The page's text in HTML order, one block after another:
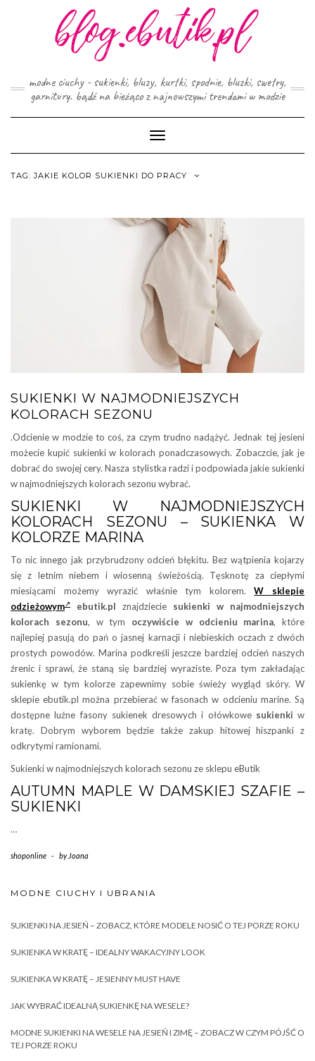
modne ciuchy - sukienki, bluzy, kurtki, spodnie, bluzki, swetry,
garnitury. bądź na bieżąco z najnowszymi trendami w modzie
Toggle
Navigation
TAG:JAKIE KOLOR SUKIENKI DO PRACY
SUKIENKI W NAJMODNIEJSZYCH
KOLORACH SEZONU
.Odcienie w modzie to coś, za czym trudno nadążyć. Jednak tej jesieni
możecie kupić sukienki w kolorach ponadczasowych. Zobaczcie, jak je
dobrać do swojej cery. Nasza stylistka radzi i podpowiada jakie sukienki
w najmodniejszych kolorach sezonu wybrać.
SUKIENKI W NAJMODNIEJSZYCH
KOLORACH SEZONU – SUKIENKA W
KOLORZE MARINA
To nic innego jak przybrudzony odcień błękitu. Bez wątpienia kojarzy
się z letnim niebem i wiosenną świeżością. Tęsknotę za ciepłymi
miesiącami możemy wyrazić właśnie tym kolorem.W sklepie
odzieżowym
ebutik.pl znajdziecie sukienki w najmodniejszych
kolorach sezonu, w tym oczywiście w odcieniu marina, które
najlepiej pasują do pań o jasnej karnacji i niebieskich oczach z dwóch
prostych powodów. Marina podkreśli jeszcze bardziej odcień naszych
źrenic i sprawi, że staną się bardziej wyraziste. Poza tym zakładając
sukienkę w tym kolorze zapewnimy sobie świeży wygląd skóry. W
sklepie ebutik.pl można przebierać w fasonach w odcieniu marine. Są
dostępne luźne fasony sukienek dresowych i ołówkowesukienki w
kratę. Dobrym wyborem będzie także zakup hitowej hiszpanki z
odkrytymi ramionami.
Sukienki w najmodniejszych kolorach sezonu ze sklepu eButik
AUTUMN MAPLE W DAMSKIEJ SZAFIE –
SUKIENKI
…
shoponline - by Joana
MODNE CIUCHY I UBRANIA
SUKIENKI NA JESIEŃ – ZOBACZ, KTÓRE MODELE NOSIĆ O TEJ PORZE ROKU
SUKIENKA W KRATĘ – IDEALNY WAKACYJNY LOOK
SUKIENKA W KRATĘ – JESIENNY MUST HAVE
JAK WYBRAĆ IDEALNĄ SUKIENKĘ NA WESELE?
MODNE SUKIENKI NA WESELE NA JESIEŃ I ZIMĘ – ZOBACZ W CZYM PÓJŚĆ O
TEJ PORZE ROKU